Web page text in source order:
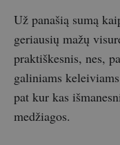
Už panašią sumą
geriausių mažų
praktiškesnis, nes,
galiniams
pat kur kas
medžiagos.